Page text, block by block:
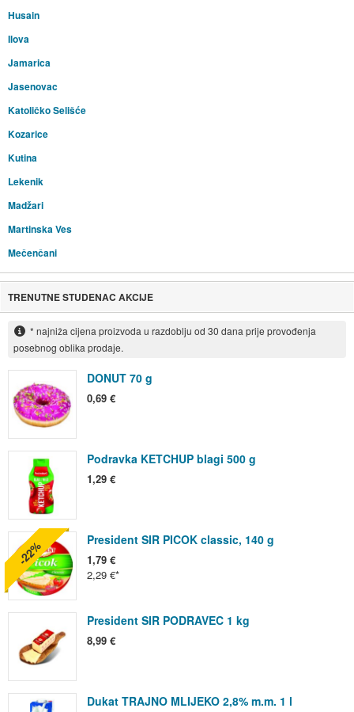
Husain
Ilova
Jamarica
Jasenovac
Katoličko Selišće
Kozarice
Kutina
Lekenik
Madžari
Martinska Ves
Mečenčani
TRENUTNE STUDENAC AKCIJE
* najniža cijena proizvoda u razdoblju od 30 dana prije provođenja
posebnog oblika prodaje.
DONUT 70 g
0,69 €
Podravka KETCHUP blagi 500 g
1,29 €
President SIR PICOK classic, 140 g
1,79 €
2,29 €
-22%
President SIR PODRAVEC 1 kg
8,99 €
Dukat TRAJNO MLIJEKO 2,8% m.m. 1 l